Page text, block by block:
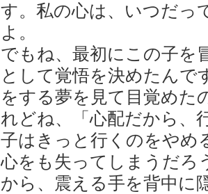
す。私の心は、いつだっ
よ。
でもね、最初にこの子を
として覚悟を決めたんで
をする夢を見て目覚めた
れどね、「心配だから、
子はきっと行くのをやめ
心をも失ってしまうだろ
から、震える手を背中に